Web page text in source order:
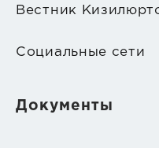
Вестник
Социальные сети
Документы